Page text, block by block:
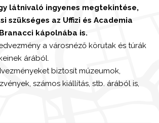
látnivaló ingyenes megtekintése,
szükséges az Uffizi és Academia
kápolnába is.
a városnéző körutak és túrák
árából.
biztosít múzeumok,
számos kiállítás, stb. árából is,